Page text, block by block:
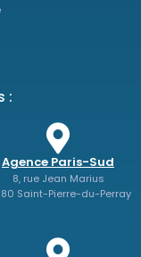
:
Agence Paris-Sud
8, rue Jean Marius
Saint-Pierre-du-Perray